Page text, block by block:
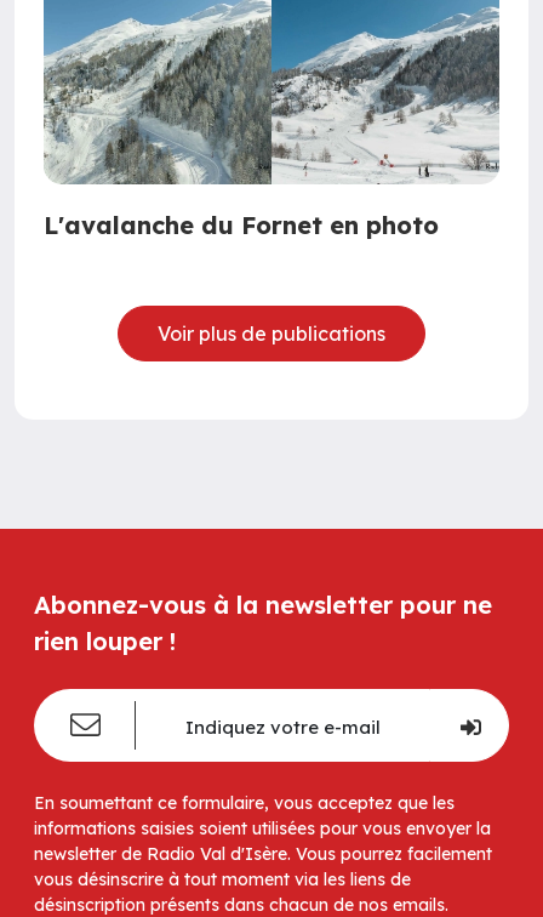
L'avalanche du Fornet en photo
Voir plus de publications
Abonnez-vous à la newsletter pour ne
rien louper !
En soumettant ce formulaire, vous acceptez que les
informations saisies soient utilisées pour vous envoyer la
newsletter de Radio Val d'Isère. Vous pourrez facilement
vous désinscrire à tout moment via les liens de
désinscription présents dans chacun de nos emails.